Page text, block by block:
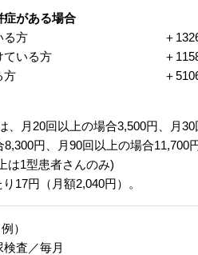
症がある場合
る方
＋
ている方
＋
方
＋
、月20回以上の場合3,500円、月
円、月90回以上の場合
は1型患者さんのみ)
17円（月額2,040円）。
）
検査／毎月